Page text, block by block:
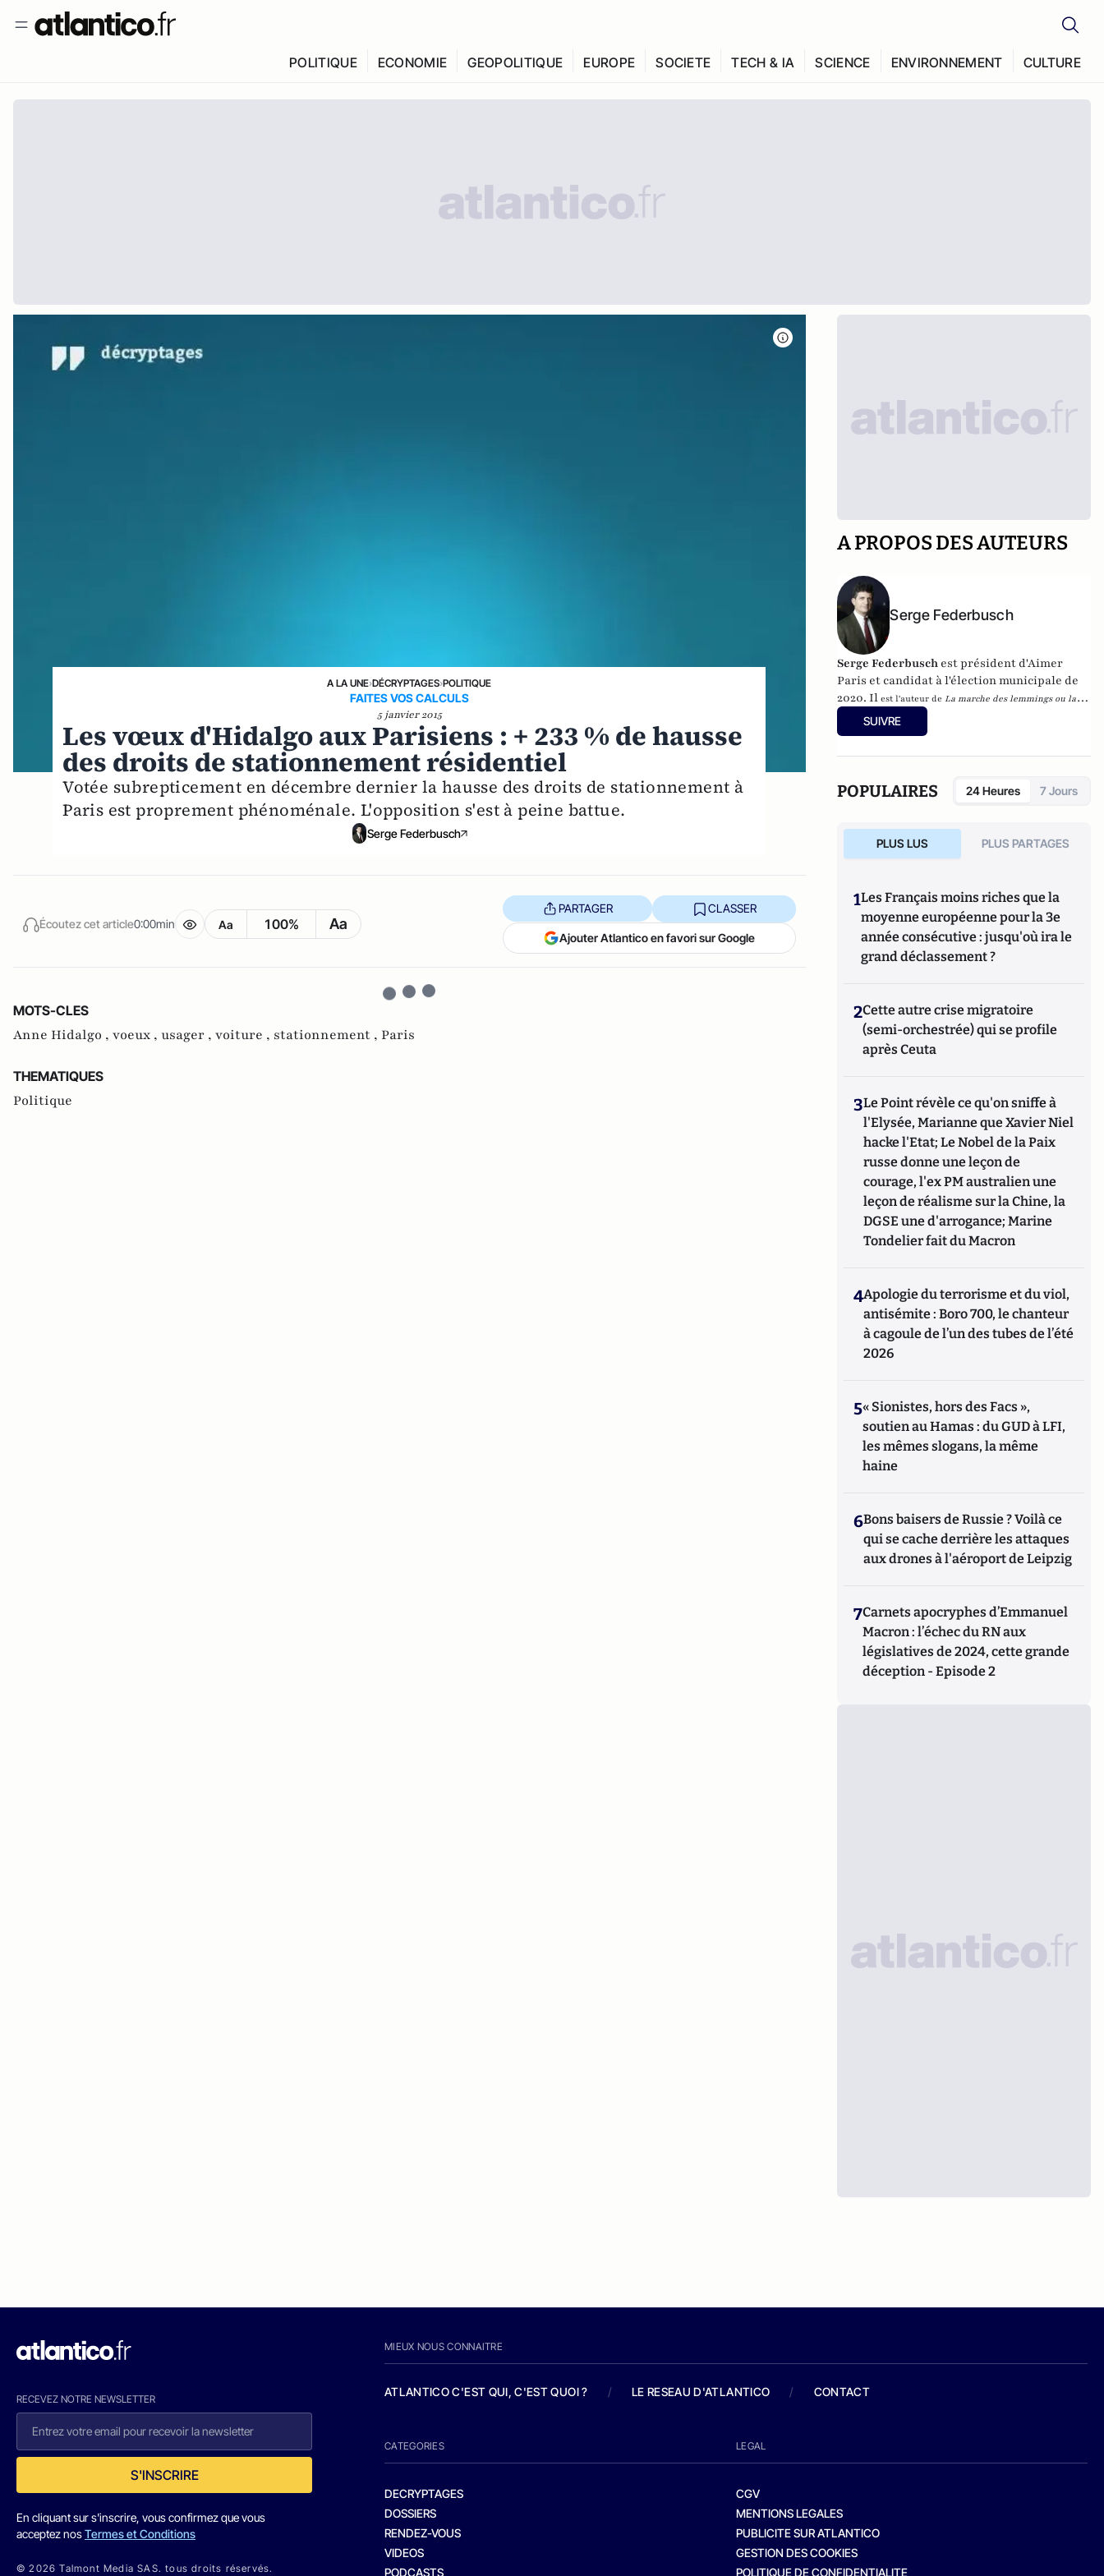
POLITIQUE ECONOMIE GEOPOLITIQUE EUROPE SOCIETE TECH & IA SCIENCE ENVIRONNEMENT CULTURE
A LA UNE›DÉCRYPTAGES›POLITIQUE
FAITES VOS CALCULS
5 janvier 2015
Les vœux d'Hidalgo aux Parisiens : + 233 % de hausse
des droits de stationnement résidentiel
Votée subrepticement en décembre dernier la hausse des droits de stationnement à
Paris est proprement phénoménale. L'opposition s'est à peine battue.
Serge Federbusch
Écoutez cet article0:00min Aa 100% Aa
PARTAGER CLASSER
Ajouter Atlantico en favori sur Google
MOTS-CLES
Anne Hidalgo , voeux , usager , voiture , stationnement , Paris
THEMATIQUES
Politique
A PROPOS DES AUTEURS
Serge Federbusch
Serge Federbusch est président d'Aimer
Paris et candidat à l'élection municipale de
2020. Il est l'auteur deLa marche des lemmings ou la 2e
mort de Charlie
fatal quinquennat, chez Plon.
SUIVRE
POPULAIRES 24 Heures 7 Jours
PLUS LUS PLUS PARTAGES
1Les Français moins riches que la
moyenne européenne pour la 3e
année consécutive : jusqu'où ira le
grand déclassement ?
2Cette autre crise migratoire
(semi-orchestrée) qui se profile
après Ceuta
3Le Point révèle ce qu'on sniffe à
l'Elysée, Marianne que Xavier Niel
hacke l'Etat; Le Nobel de la Paix
russe donne une leçon de
courage, l'ex PM australien une
leçon de réalisme sur la Chine, la
DGSE une d'arrogance; Marine
Tondelier fait du Macron
4Apologie du terrorisme et du viol,
antisémite : Boro 700, le chanteur
à cagoule de l’un des tubes de l’été
2026
5« Sionistes, hors des Facs »,
soutien au Hamas : du GUD à LFI,
les mêmes slogans, la même
haine
6Bons baisers de Russie ? Voilà ce
qui se cache derrière les attaques
aux drones à l'aéroport de Leipzig
7Carnets apocryphes d’Emmanuel
Macron : l’échec du RN aux
législatives de 2024, cette grande
déception - Episode 2
RECEVEZ NOTRE NEWSLETTER
S'INSCRIRE
En cliquant sur s'inscrire, vous confirmez que vous
acceptez nosTermes et Conditions
© 2026 Talmont Media SAS. tous droits réservés.
MIEUX NOUS CONNAITRE
ATLANTICO C'EST QUI, C'EST QUOI ? / LE RESEAU D'ATLANTICO / CONTACT
CATEGORIES
DECRYPTAGES
DOSSIERS
RENDEZ-VOUS
VIDEOS
PODCASTS
LEGAL
CGV
MENTIONS LEGALES
PUBLICITE SUR ATLANTICO
GESTION DES COOKIES
POLITIQUE DE CONFIDENTIALITE